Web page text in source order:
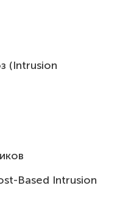
(Intrusion
Based Intrusion